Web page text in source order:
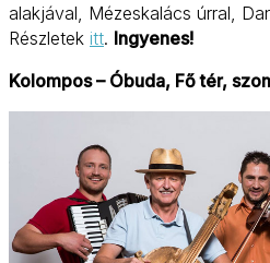
alakjával, Mézeskalács úrral,
Részletek itt. Ingyenes!
Kolompos – Óbuda, Fő tér,